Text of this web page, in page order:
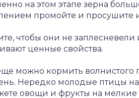
на этом этапе зерна
промойте и просушите
чтобы они не заплесневели
ценные свойства.
можно кормить волнистого
Нередко молодые птицы
овощи и фрукты на мелкие